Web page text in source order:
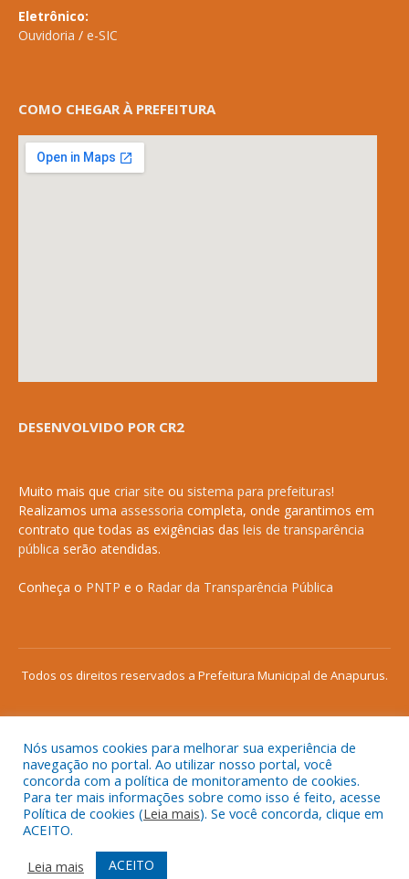
Eletrônico:
Ouvidoria / e-SIC
COMO CHEGAR À PREFEITURA
DESENVOLVIDO POR CR2
Muito mais que criar site ou sistema para prefeituras!
Realizamos uma assessoria completa, onde garantimos em
contrato que todas as exigências das leis de transparência
pública serão atendidas.
Conheça o PNTP e o Radar da Transparência Pública
Todos os direitos reservados a Prefeitura Municipal de Anapurus.
Mapa do Site
Acessar Área Administrativa
Acessar o Webmail
Nós usamos cookies para melhorar sua experiência de
navegação no portal. Ao utilizar nosso portal, você
concorda com a política de monitoramento de cookies.
Para ter mais informações sobre como isso é feito, acesse
Política de cookies (Leia mais). Se você concorda, clique em
ACEITO.
Leia mais
ACEITO